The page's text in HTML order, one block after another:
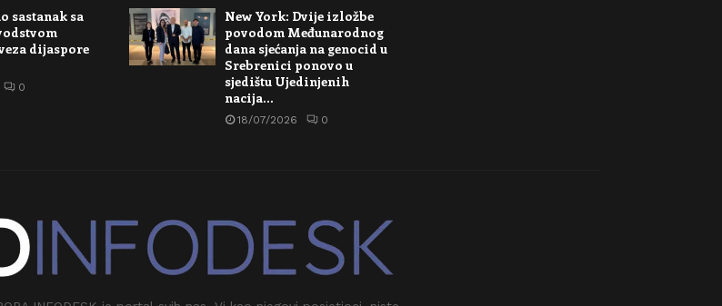
sastanak sa
dijaspore
0
New York: Dvije izložbe
povodom Međunarodnog
dana sjećanja na genocid u
Srebrenici ponovo u
sjedištu Ujedinjenih
nacija…
18/07/2026 0